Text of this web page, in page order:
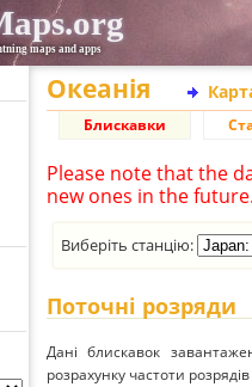
maps and apps
Океанія
Блискавки
Please note that the
new ones in the future.
Виберіть станцію:
Поточні розряди
Дані блискавок
розрахунку частоти